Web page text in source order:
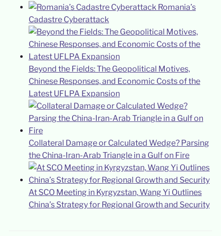
Romania’s
Cadastre Cyberattack
Beyond the Fields: The Geopolitical Motives,
Chinese Responses, and Economic Costs of the
Latest UFLPA Expansion
Collateral Damage or Calculated Wedge? Parsing
the China-Iran-Arab Triangle in a Gulf on Fire
At SCO Meeting in Kyrgyzstan, Wang Yi Outlines
China’s Strategy for Regional Growth and Security